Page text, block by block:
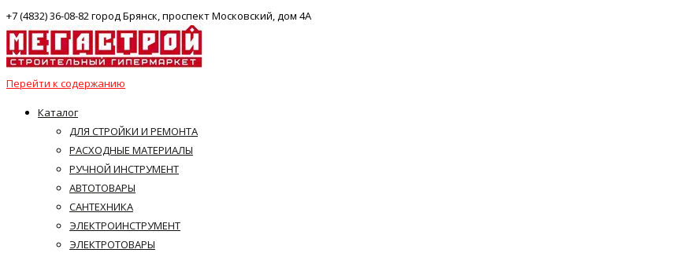
+7 (4832) 36-08-82 город Брянск, проспект Московский, дом 4А
Перейти к содержанию
Каталог
ДЛЯ СТРОЙКИ И РЕМОНТА
РАСХОДНЫЕ МАТЕРИАЛЫ
РУЧНОЙ ИНСТРУМЕНТ
АВТОТОВАРЫ
САНТЕХНИКА
ЭЛЕКТРОИНСТРУМЕНТ
ЭЛЕКТРОТОВАРЫ